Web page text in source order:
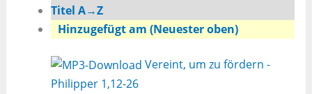
Titel A→Z
Hinzugefügt am (Neuester oben)
Vereint, um zu fördern -
Philipper 1,12-26